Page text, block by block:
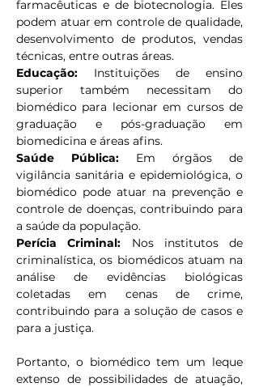
farmacêuticas e de biotecnologia. Eles
podem atuar em controle de qualidade,
desenvolvimento de produtos, vendas
técnicas, entre outras áreas.
Educação: Instituições de ensino
superior também necessitam do
biomédico para lecionar em cursos de
graduação e pós-graduação em
biomedicina e áreas afins.
Saúde Pública: Em órgãos de
vigilância sanitária e epidemiológica, o
biomédico pode atuar na prevenção e
controle de doenças, contribuindo para
a saúde da população.
Perícia Criminal: Nos institutos de
criminalística, os biomédicos atuam na
análise de evidências biológicas
coletadas em cenas de crime,
contribuindo para a solução de casos e
para a justiça.
Portanto, o biomédico tem um leque
extenso de possibilidades de atuação,